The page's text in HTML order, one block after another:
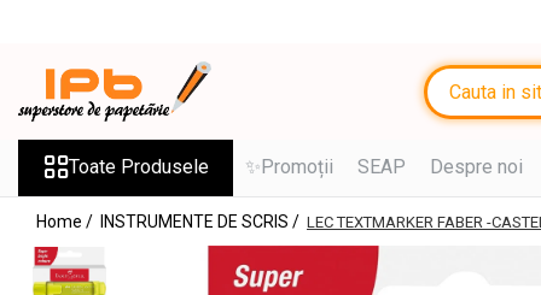
Toate Produsele
Ghiozdane, Rucsacuri, Trolere
Penare, Etuiuri, Necessaire
Saci de sport, Borsete
Caiete
Toate Produsele ✨Promoții SEAP Despre noi
Home / INSTRUMENTE DE SCRIS / LEC TEXTMARKER FABER -